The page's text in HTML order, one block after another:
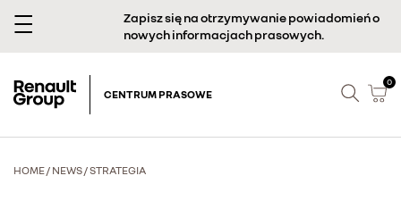
Zapisz się na otrzymywanie powiadomień o
nowych informacjach prasowych.
CENTRUM PRASOWE
0
HOME/ NEWS/STRATEGIA